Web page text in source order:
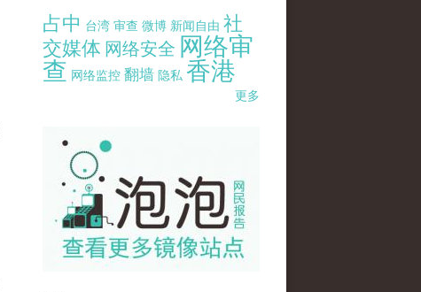
占中 台湾 审查 微博 新闻自由 社
交媒体 网络安全 网络审
查 网络监控 翻墙 隐私 香港
更多
pao-pao-banner-mirror-site-120814.jpg